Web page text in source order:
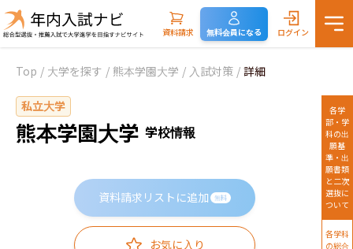
資料請求 無料会員になる ログイン
Top / 大学を探す / 熊本学園大学 / 入試対策 / 詳細
私立大学
熊本学園大学 学校情報
資料請求リストに追加 無料
お気に入り
各学
部・学
科の出
願基
準・出
願書類
と二次
選抜に
ついて
各学科
の総合